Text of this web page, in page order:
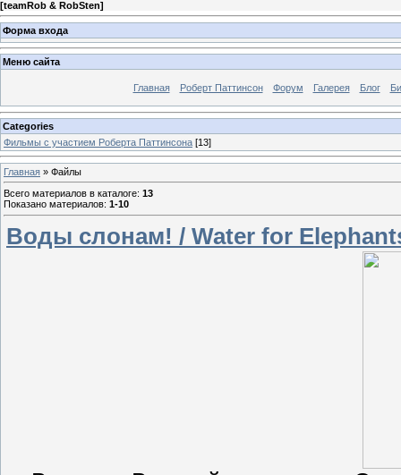
[teamRob & RobSten]
Форма входа
Меню сайта
Главная Роберт Паттинсон Форум Галерея Блог
Categories
Фильмы с участием Роберта Паттинсона [13]
Главная » Файлы
Всего материалов в каталоге: 13
Показано материалов: 1-10
Воды слонам! / Water for